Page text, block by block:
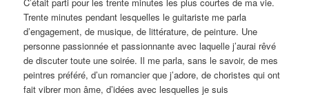
C’était parti pour les trente minutes les plus courtes de ma vie.
Trente minutes pendant lesquelles le guitariste me parla
d’engagement, de musique, de littérature, de peinture. Une
personne passionnée et passionnante avec laquelle j’aurai rêvé
de discuter toute une soirée. Il me parla, sans le savoir, de mes
peintres préféré, d’un romancier que j’adore, de choristes qui ont
fait vibrer mon âme, d’idées avec lesquelles je suis